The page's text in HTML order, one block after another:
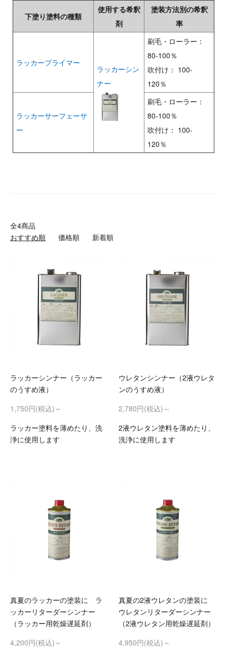
下塗り塗料の種類
使用する希釈
剤
塗装方法別の希釈
率
ラッカープライマー
ラッカーシン
ナー
刷毛・ローラー：
80-100％
吹付け： 100-
120％
ラッカーサーフェーサ
ー
刷毛・ローラー：
80-100％
吹付け： 100-
120％
全4商品
おすすめ順
価格順 新着順
ラッカーシンナー（ラッカー
のうすめ液）
1,750円(税込)～
ラッカー塗料を薄めたり、洗
浄に使用します
ウレタンシンナー（2液ウレタ
ンのうすめ液）
2,780円(税込)～
2液ウレタン塗料を薄めたり、
洗浄に使用します
真夏のラッカーの塗装に ラ
ッカーリターダーシンナー
（ラッカー用乾燥遅延剤）
4,200円(税込)～
真夏の2液ウレタンの塗装に
ウレタンリターダーシンナー
（2液ウレタン用乾燥遅延剤）
4,950円(税込)～